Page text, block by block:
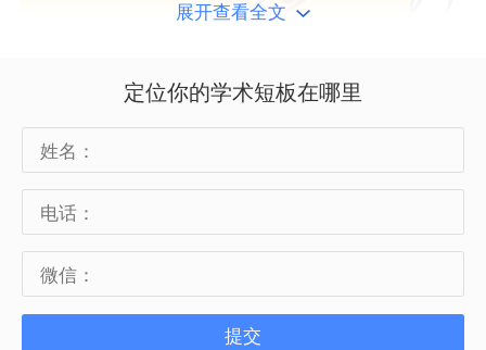
因为一份合适的教材能够在同学们的学习
过程中查漏补缺，用清晰简单、逻辑明晰
的话语为你讲述各种疑难杂点。这里唯寻
为大家推荐普林斯顿、巴朗、5 Steps to a
5、Crash Course、TD心理学手册等。这
5本常见的教辅各有千秋，同学们在平时的
展开查看全文
定位你的学术短板在哪里
提交